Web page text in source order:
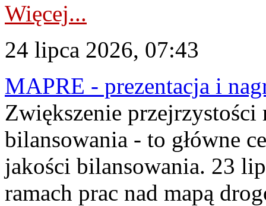
Więcej...
24 lipca 2026, 07:43
MAPRE - prezentacja i
Zwiększenie
bilansowania - to główne
jakości bilansowania. 23
ramach prac nad mapą